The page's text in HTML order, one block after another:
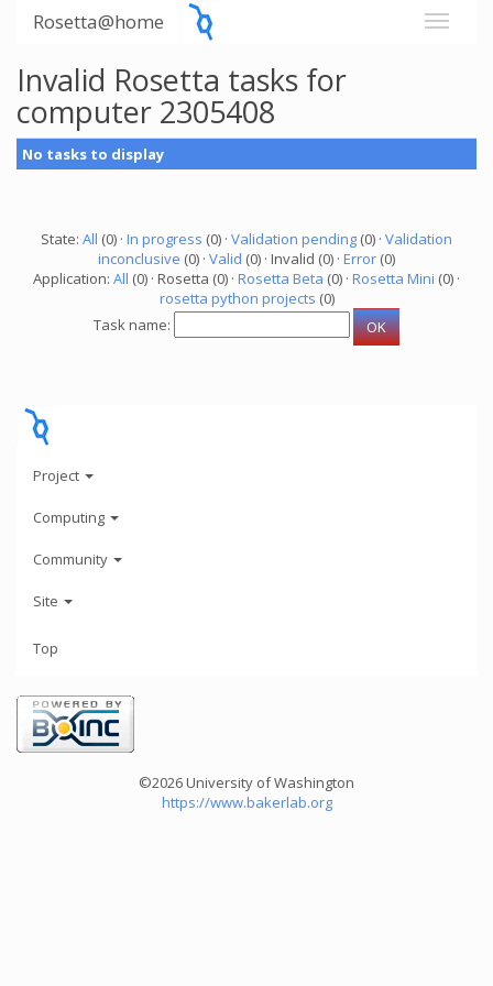
Rosetta@home
Invalid Rosetta tasks for
computer 2305408
No tasks to display
State: All (0) · In progress (0) · Validation pending (0) · Validation
inconclusive (0) · Valid (0) · Invalid (0) · Error (0)
Application: All (0) · Rosetta (0) · Rosetta Beta (0) · Rosetta Mini (0) ·
rosetta python projects (0)
Task name:
Project
Computing
Community
Site
Top
©2026 University of Washington
https://www.bakerlab.org